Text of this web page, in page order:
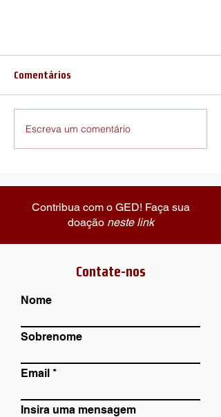
Sugestão de leitura: “Questões
bakhtinianas para uma
Sugerimos a leitura do texto
heterociência humana” (disponível
neste link), que apresenta uma
Comentários
Escreva um comentário
Contribua com o GED! Faça sua
doação neste link
Contate-nos
Nome
Sobrenome
Email
Insira uma mensagem